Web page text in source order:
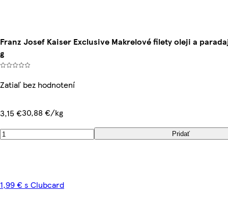
Franz Josef Kaiser Exclusive Makrelové filety oleji a
g
Zatiaľ bez hodnotení
3,15 €30,88 €/kg
Pridať
1,99 € s Clubcard